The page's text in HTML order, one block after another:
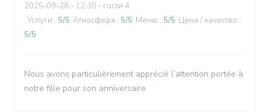
2025-09-28 - 12:30 - гости 4
Услуги : 5/5 Атмосфера : 5/5 Меню : 5/5 Цена / качество :
5/5
Nous avons particulièrement apprécié l’attention portée à
notre fille pour son anniversaire